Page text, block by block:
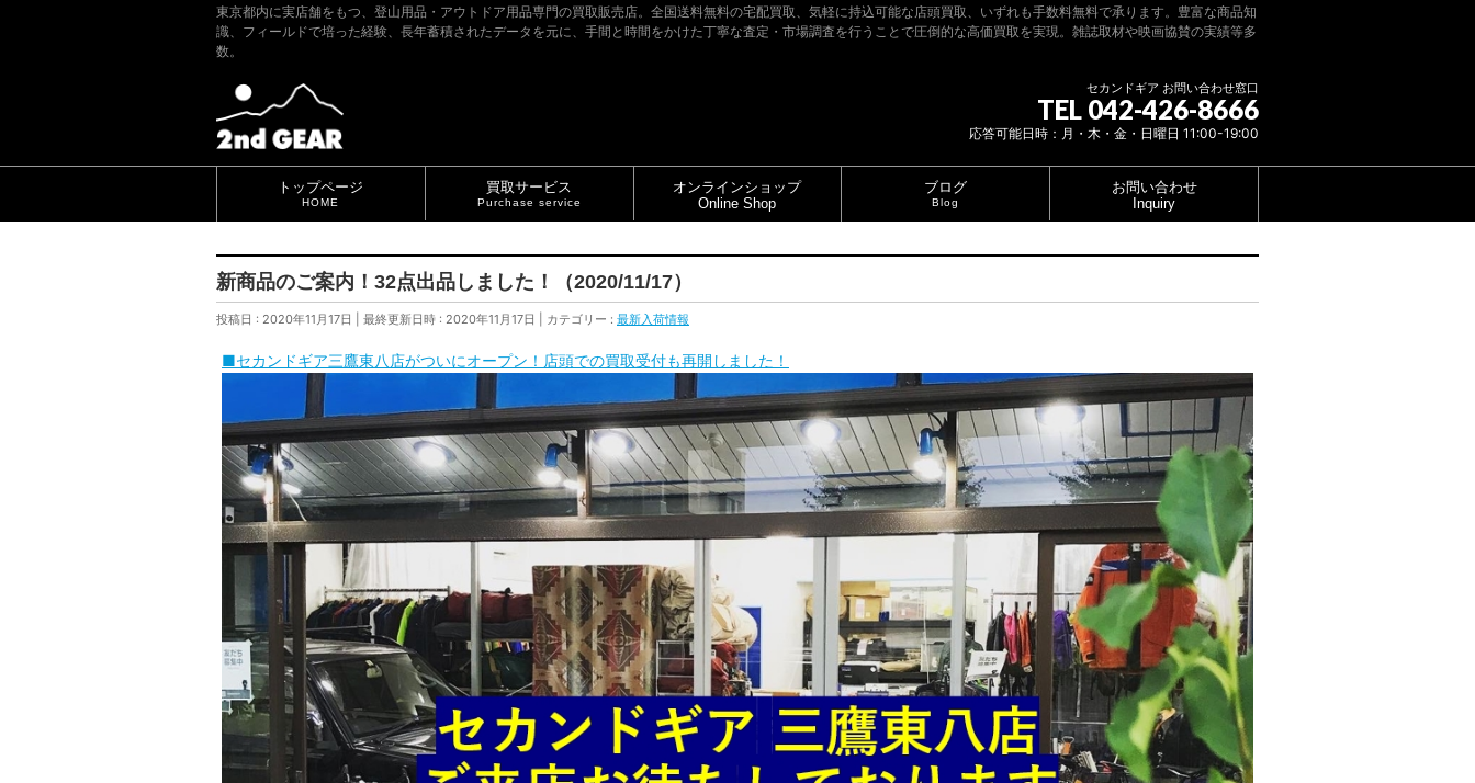
東京都内に実店舗をもつ、登山用品・アウトドア用品専門の買取販売店。全国送料無料の宅配買取、気軽に持込可能な店頭買取、いずれも手数料無料で承ります。豊富な商品知
識、フィールドで培った経験、長年蓄積されたデータを元に、手間と時間をかけた丁寧な査定・市場調査を行うことで圧倒的な高価買取を実現。雑誌取材や映画協賛の実績等多
数。
セカンドギア お問い合わせ窓口
TEL 042-426-8666
応答可能日時：月・木・金・日曜日 11:00-19:00
トップページ
HOME
買取サービス
Purchase service
オンラインショップ
Online Shop
ブログ
Blog
お問い合わせ
Inquiry
新商品のご案内！32点出品しました！（2020/11/17）
投稿日 : 2020年11月17日 最終更新日時 : 2020年11月17日 カテゴリー : 最新入荷情報
■セカンドギア三鷹東八店がついにオープン！店頭での買取受付も再開しました！